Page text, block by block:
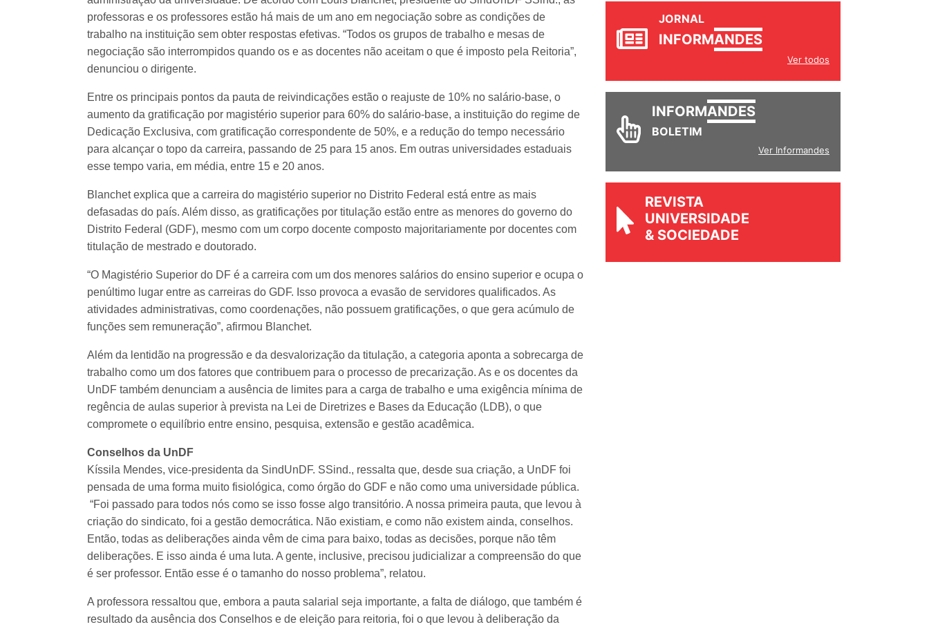
professoras e os professores estão há mais de um ano em negociação sobre as condições de
trabalho na instituição sem obter respostas efetivas. “Todos os grupos de trabalho e mesas de
negociação são interrompidos quando os e as docentes não aceitam o que é imposto pela Reitoria”,
denunciou o dirigente.
Entre os principais pontos da pauta de reivindicações estão o reajuste de 10% no salário-base, o
aumento da gratificação por magistério superior para 60% do salário-base, a instituição do regime de
Dedicação Exclusiva, com gratificação correspondente de 50%, e a redução do tempo necessário
para alcançar o topo da carreira, passando de 25 para 15 anos. Em outras universidades estaduais
esse tempo varia, em média, entre 15 e 20 anos.
Blanchet explica que a carreira do magistério superior no Distrito Federal está entre as mais
defasadas do país. Além disso, as gratificações por titulação estão entre as menores do governo do
Distrito Federal (GDF), mesmo com um corpo docente composto majoritariamente por docentes com
titulação de mestrado e doutorado.
“O Magistério Superior do DF é a carreira com um dos menores salários do ensino superior e ocupa o
penúltimo lugar entre as carreiras do GDF. Isso provoca a evasão de servidores qualificados. As
atividades administrativas, como coordenações, não possuem gratificações, o que gera acúmulo de
funções sem remuneração”, afirmou Blanchet.
Além da lentidão na progressão e da desvalorização da titulação, a categoria aponta a sobrecarga de
trabalho como um dos fatores que contribuem para o processo de precarização. As e os docentes da
UnDF também denunciam a ausência de limites para a carga de trabalho e uma exigência mínima de
regência de aulas superior à prevista na Lei de Diretrizes e Bases da Educação (LDB), o que
compromete o equilíbrio entre ensino, pesquisa, extensão e gestão acadêmica.
Conselhos da UnDF
Kíssila Mendes, vice-presidenta da SindUnDF. SSind., ressalta que, desde sua criação, a UnDF foi
pensada de uma forma muito fisiológica, como órgão do GDF e não como uma universidade pública.
“Foi passado para todos nós como se isso fosse algo transitório. A nossa primeira pauta, que levou à
criação do sindicato, foi a gestão democrática. Não existiam, e como não existem ainda, conselhos.
Então, todas as deliberações ainda vêm de cima para baixo, todas as decisões, porque não têm
deliberações. E isso ainda é uma luta. A gente, inclusive, precisou judicializar a compreensão do que
é ser professor. Então esse é o tamanho do nosso problema”, relatou.
A professora ressaltou que, embora a pauta salarial seja importante, a falta de diálogo, que também é
resultado da ausência dos Conselhos e de eleição para reitoria, foi o que levou à deliberação da
JORNAL
Ver todos
INFORM
Ver Informandes
REVISTA
UNIVERSIDADE